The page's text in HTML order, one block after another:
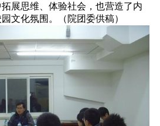
展思维、体验社会，也营造了内
文化氛围。（院团委供稿）